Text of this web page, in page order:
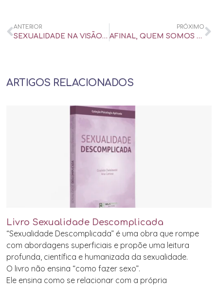
ANTERIOR
SEXUALIDADE NA VISÃO SISTÊMICA
PRÓXIMO
AFINAL, QUEM SOMOS NÓS, OS SEXÓLOGOS?
ARTIGOS RELACIONADOS
Livro Sexualidade Descomplicada
“Sexualidade Descomplicada” é uma obra que rompe
com abordagens superficiais e propõe uma leitura
profunda, científica e humanizada da sexualidade.
O livro não ensina “como fazer sexo”.
Ele ensina como se relacionar com a própria